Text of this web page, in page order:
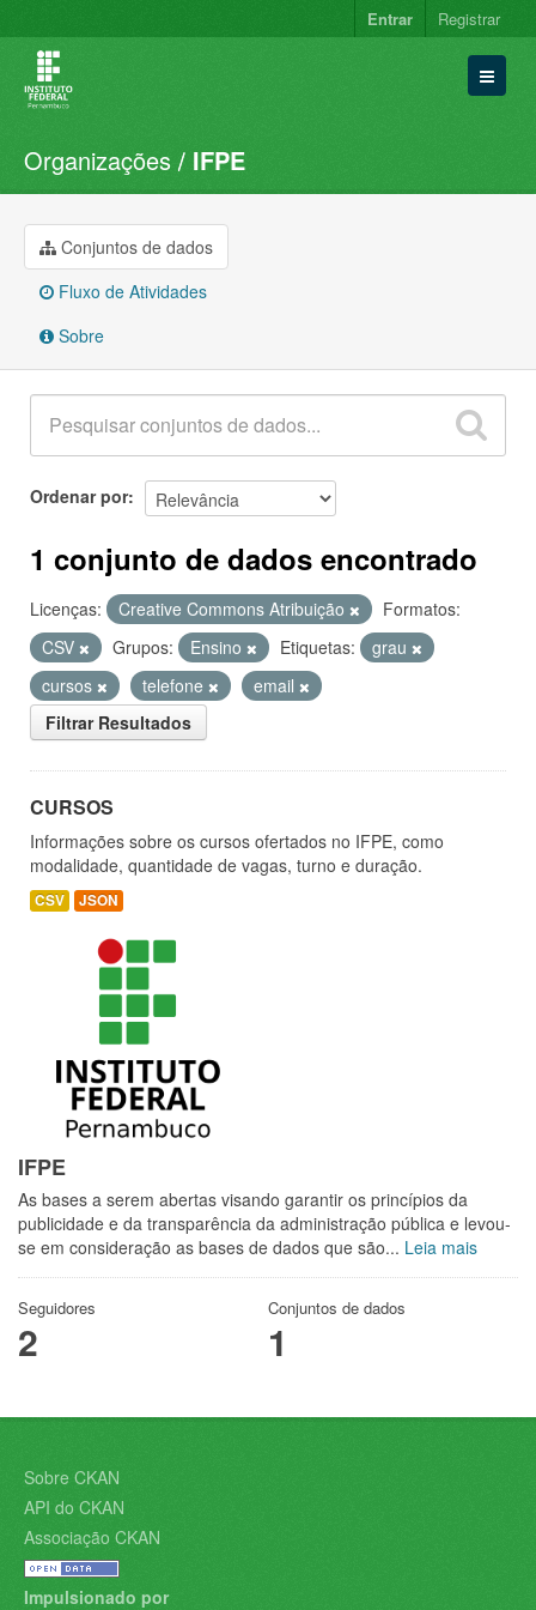
Entrar Registrar
Conjuntos de dados
Organizações
Grupos
Sobre
Organizações IFPE
Conjuntos de dados
Fluxo de Atividades
Sobre
Ordenar por
1 conjunto de dados encontrado
Licenças: Creative Commons Atribuição
Formatos:
CSV
Grupos: Ensino Etiquetas:
grau
cursos
telefone
email
Filtrar Resultados
CURSOS
Informações sobre os cursos ofertados no IFPE, como
modalidade, quantidade de vagas, turno e duração.
CSV JSON
IFPE
As bases a serem abertas visando garantir os princípios da
publicidade e da transparência da administração pública e levou-
se em consideração as bases de dados que são... Leia mais
Seguidores
2
Conjuntos de dados
1
Sobre CKAN
API do CKAN
Associação CKAN
Impulsionado por